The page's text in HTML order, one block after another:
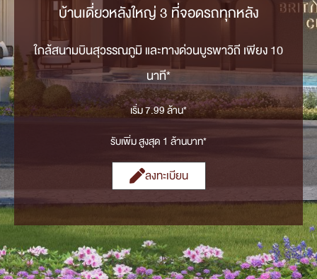
บ้านเดี่ยวหลังใหญ่ 3 ที่จอดรถทุกหลัง
ใกล้สนามบินสุวรรณภูมิ และทางด่วนบูรพาวิถี เพียง 10
นาที*
เริ่ม 7.99 ล้าน*
รับเพิ่ม สูงสุด 1 ล้านบาท*
ลงทะเบียน